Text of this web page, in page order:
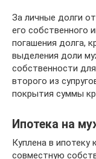
За личные долги
его собственного
погашения долга,
выделения доли
собственности
второго из
покрытия суммы
Ипотека на
Куплена в ипотеку
совместную